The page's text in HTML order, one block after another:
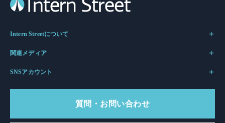
Intern Streetについて
関連メディア
SNSアカウント
質問・お問い合わせ